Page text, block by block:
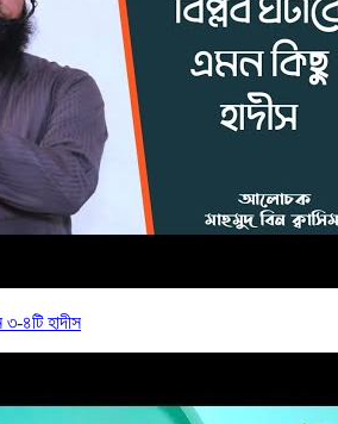
৩-৪টি হাদীস